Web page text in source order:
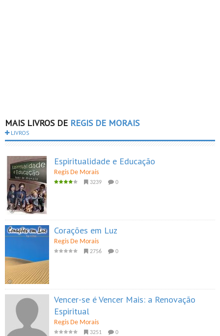
MAIS LIVROS DE REGIS DE MORAIS
LIVROS
Espiritualidade e Educação
Regis De Morais
3239 0
Corações em Luz
Regis De Morais
2756 0
Vencer-se é Vencer Mais: a Renovação
Espiritual
Regis De Morais
3251 0